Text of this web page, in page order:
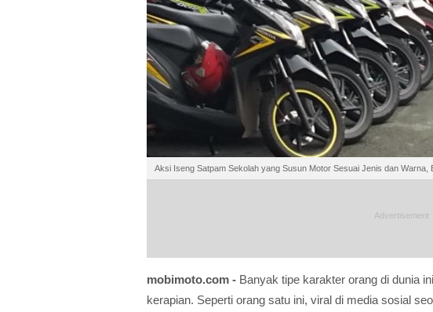
Aksi Iseng Satpam Sekolah yang Susun Motor Sesuai Jenis dan Warna,
mobimoto.com - Banyak tipe karakter orang di dunia
kerapian. Seperti orang satu ini, viral di media sosial